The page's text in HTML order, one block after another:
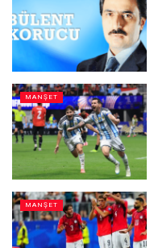
MANŞET
MANŞET